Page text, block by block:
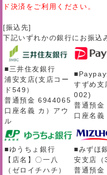
ド決済をご利用ください。
[振込先]
下記いずれかの銀行にお振込
■三井住友銀行
浦安支店(支店コー
ド549）
普通預金 6944065
口座名義 カ）アウ
ル
■Paypay
すずめ支
002)
普通預
口座名
■ゆうちょ銀行
【店名】〇一八
（ゼロイチハチ）
■みずほ
安支店（
普通預